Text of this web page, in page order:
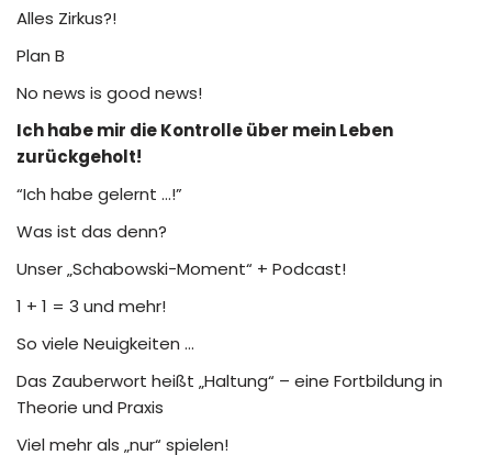
Alles Zirkus?!
Plan B
No news is good news!
Ich habe mir die Kontrolle über mein Leben
zurückgeholt!
“Ich habe gelernt …!”
Was ist das denn?
Unser „Schabowski-Moment“ + Podcast!
1 + 1 = 3 und mehr!
So viele Neuigkeiten …
Das Zauberwort heißt „Haltung“ – eine Fortbildung in
Theorie und Praxis
Viel mehr als „nur“ spielen!